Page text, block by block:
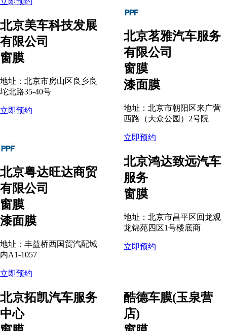
北京美车科技发展
有限公司
窗膜
地址：北京市房山区良乡良
坨北路35-40号
立即预约
北京茗雅汽车服务
有限公司
窗膜
漆面膜
地址：北京市朝阳区来广营
西路（大众公园）2号院
立即预约
北京粤达旺达商贸
有限公司
窗膜
漆面膜
地址：丰益桥西国贸汽配城
内A1-1057
立即预约
北京鸿达致远汽车
服务
窗膜
地址：北京市昌平区回龙观
龙锦苑四区1号楼底商
立即预约
北京拓凯汽车服务
中心
酷德车膜(玉泉营
店)